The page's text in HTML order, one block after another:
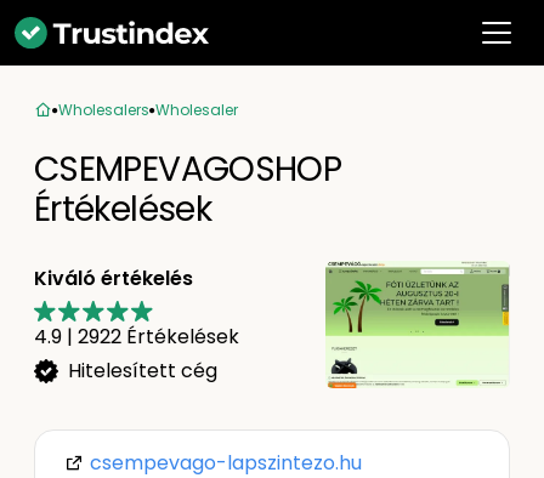
Wholesalers Wholesaler
CSEMPEVAGOSHOP
Értékelések
Kiváló értékelés
4.9 | 2922 Értékelések
Hitelesített cég
csempevago-lapszintezo.hu